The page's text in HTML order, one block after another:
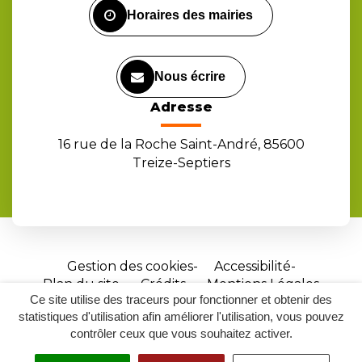
Ce site utilise des traceurs pour fonctionner et obtenir des
statistiques d'utilisation afin améliorer l'utilisation, vous pouvez
contrôler ceux que vous souhaitez activer.
Horaires des mairies
Nous écrire
Adresse
16 rue de la Roche Saint-André, 85600
Treize-Septiers
Gestion des cookies
Accessibilité
Plan du site
Crédits
Mentions Légales
Site
réalisé
par